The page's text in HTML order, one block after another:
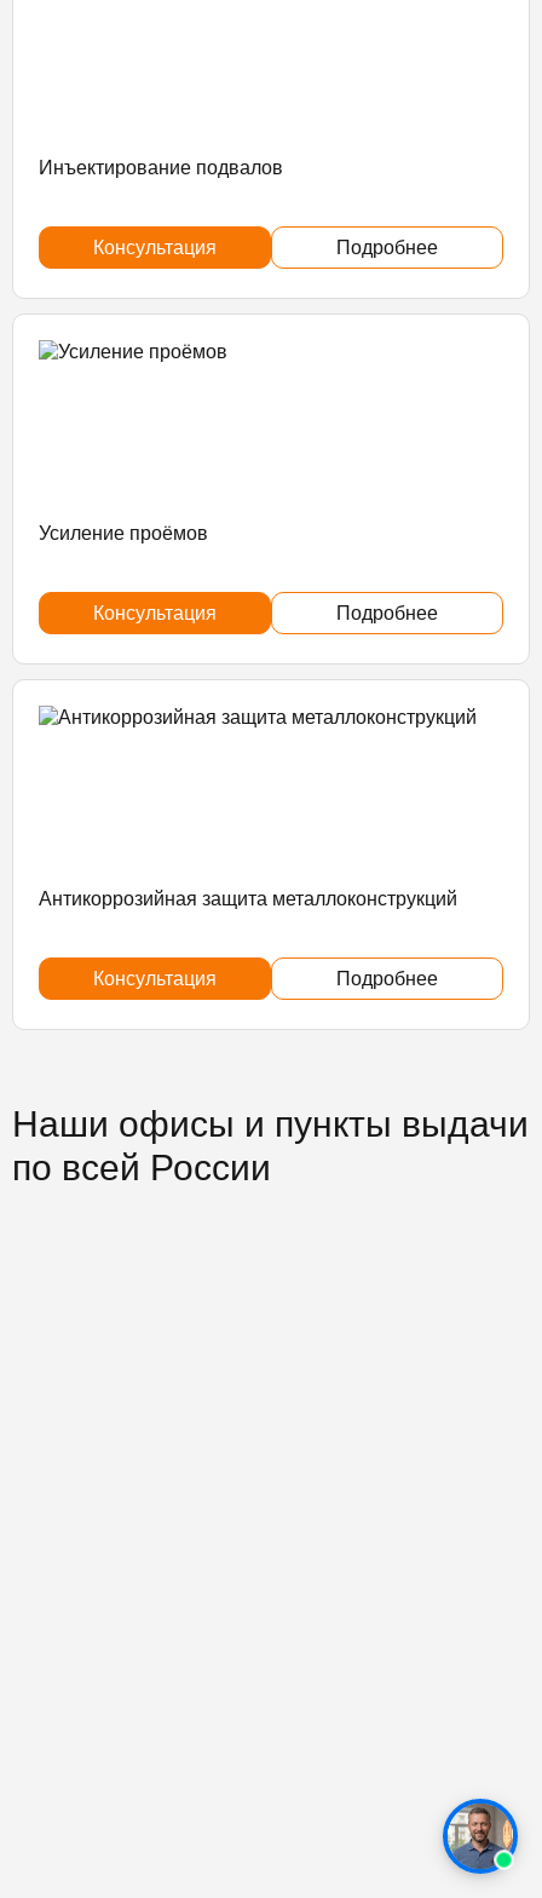
Инъектирование подвалов
Консультация Подробнее
Усиление проёмов
Консультация Подробнее
Антикоррозийная защита металлоконструкций
Консультация Подробнее
Наши офисы и пункты выдачи
по всей России